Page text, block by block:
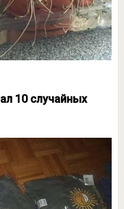
10 случайных